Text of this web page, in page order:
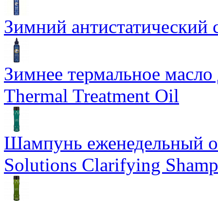
Зимний
Зимнее термальное
Thermal Treatment Oil
Шампунь еженедельный
Solutions Clarifying